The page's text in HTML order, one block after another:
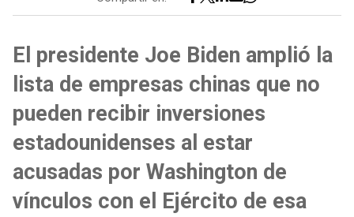
El presidente Joe Biden amplió la
lista de empresas chinas que no
pueden recibir inversiones
estadounidenses al estar
acusadas por Washington de
vínculos con el Ejército de esa